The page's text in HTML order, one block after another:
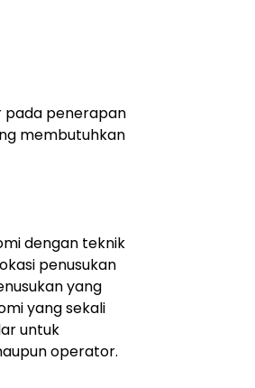
pada penerapan
membutuhkan
dengan teknik
penusukan
yang
yang sekali
untuk
operator.